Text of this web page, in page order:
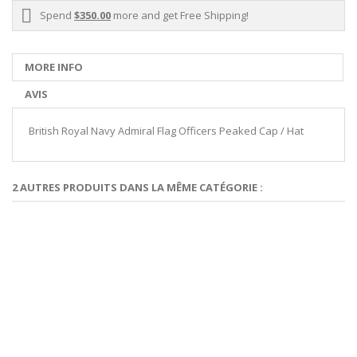
Spend $350.00 more and get Free Shipping!
MORE INFO
AVIS
British Royal Navy Admiral Flag Officers Peaked Cap / Hat
2 AUTRES PRODUITS DANS LA MÊME CATÉGORIE :